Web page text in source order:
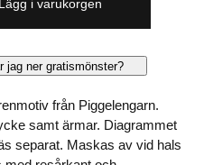
Lägg i varukorgen
jag ner gratismönster?
från Piggelengarn.
samt ärmar. Diagrammet
separat. Maskas av vid hals